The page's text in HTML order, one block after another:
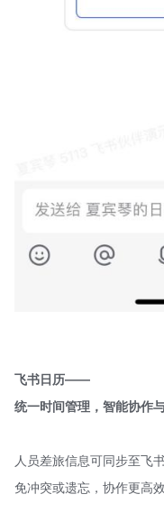
飞书日历——
统一时间管理，智能协作
人员差旅信息可同步至飞
免冲突或遗忘，协作更高效